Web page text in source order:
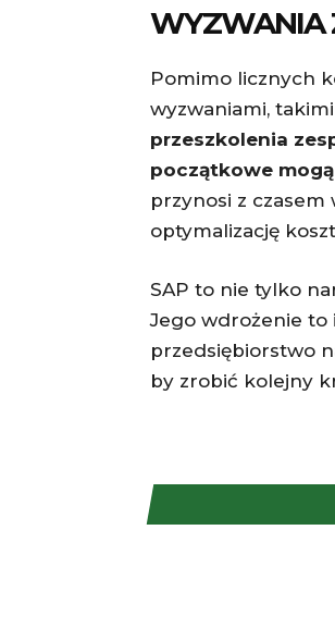
WYZWANIA
Pomimo licznych
wyzwaniami,
przeszkolenia
początkowe
przynosi z
optymalizację
SAP to nie tylko
Jego wdrożenie to
przedsiębiorstwo
by zrobić kolejny